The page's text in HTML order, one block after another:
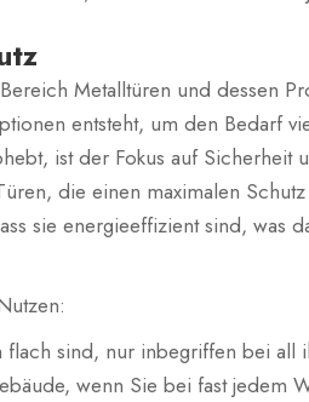
Metalltüren und dessen
entsteht, um den Bedarf
ist der Fokus auf Sicherheit
die einen maximalen
sie energieeffizient sind, was
flach sind, nur inbegriffen bei
wenn Sie bei fast jedem